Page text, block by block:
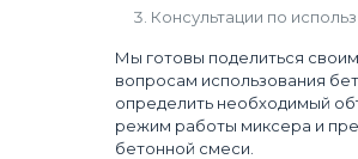
Консультации по
Мы готовы поделиться
вопросам использования
определить необходимый
режим работы миксера и
бетонной смеси.